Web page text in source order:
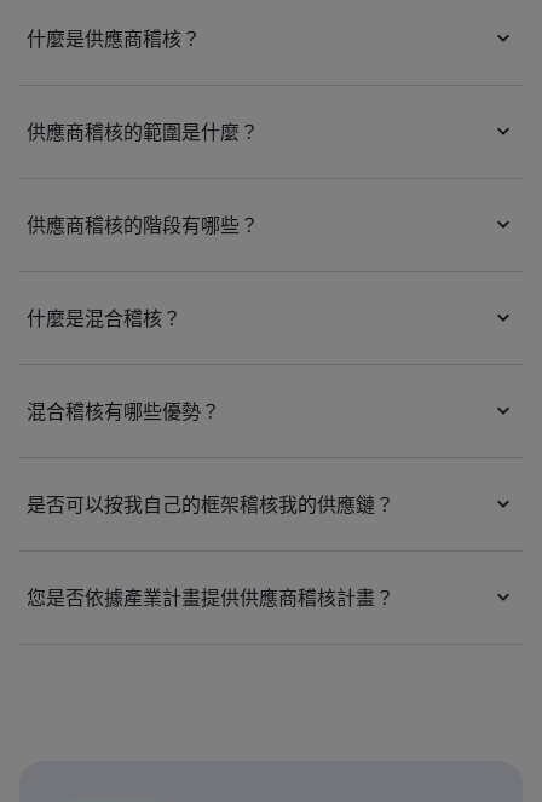
什麼是供應商稽核？
供應商稽核的範圍是什麼？
供應商稽核的階段有哪些？
什麼是混合稽核？
混合稽核有哪些優勢？
是否可以按我自己的框架稽核我的供應鏈？
您是否依據產業計畫提供供應商稽核計畫？